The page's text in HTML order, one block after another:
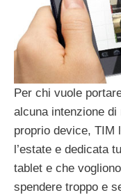
Per chi vuole
alcuna intenzione
proprio device, TIM
l’estate e dedicata
tablet e che
spendere troppo e